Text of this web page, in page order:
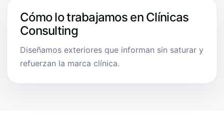
Cómo lo trabajamos en Clínicas
Consulting
Diseñamos exteriores que informan sin saturar y
refuerzan la marca clínica.